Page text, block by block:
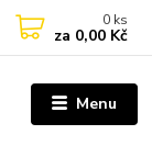
Menu
0 ks
za 0,00 Kč